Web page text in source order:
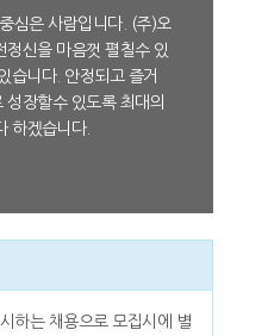
심은 사람입니다. (주)오
정신을 마음껏 펼칠수 있
습니다. 안정되고 즐거
장할수 있도록 최대의
하겠습니다.
하는 채용으로 모집시에 별